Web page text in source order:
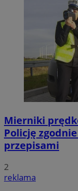
Mierniki
Policję
przepisami
2
reklama